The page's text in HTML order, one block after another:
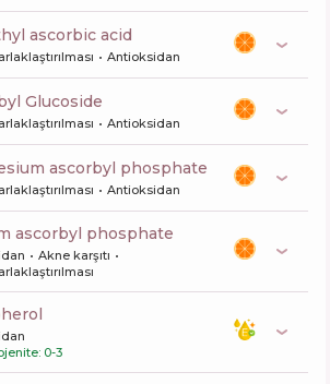
ascorbic acid
Antioksidan
Glucoside
Antioksidan
ascorbyl phosphate
Antioksidan
ascorbyl phosphate
Akne karşıtı
0-3